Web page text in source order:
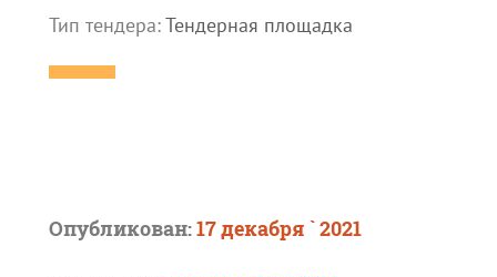
Тип тендера:Тендерная площадка
Опубликован:17 декабря ` 2021